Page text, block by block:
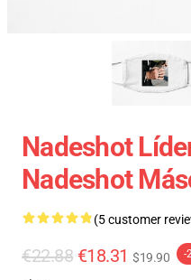
Nadeshot
Nadeshot
(5 customer
€22.88 €18.31 $19.90 -